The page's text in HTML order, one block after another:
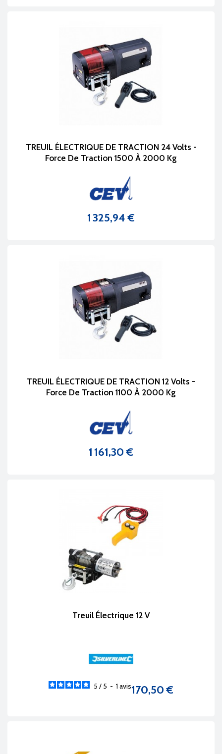
TREUIL ÉLECTRIQUE DE TRACTION 24 Volts -
Force De Traction 1500 À 2000 Kg
Prix
1 325,94 €
TREUIL ÉLECTRIQUE DE TRACTION 12 Volts -
Force De Traction 1100 À 2000 Kg
Prix
1 161,30 €
Treuil Électrique 12 V
5 / 5 - 1 avis170,50 €